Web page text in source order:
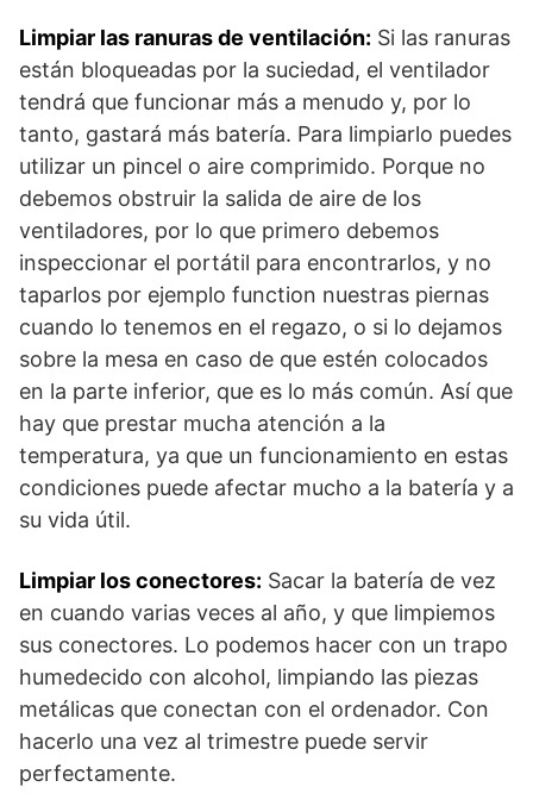
Limpiar las ranuras de ventilación: Si las ranuras
están bloqueadas por la suciedad, el ventilador
tendrá que funcionar más a menudo y, por lo
tanto, gastará más batería. Para limpiarlo puedes
utilizar un pincel o aire comprimido. Porque no
debemos obstruir la salida de aire de los
ventiladores, por lo que primero debemos
inspeccionar el portátil para encontrarlos, y no
taparlos por ejemplo function nuestras piernas
cuando lo tenemos en el regazo, o si lo dejamos
sobre la mesa en caso de que estén colocados
en la parte inferior, que es lo más común. Así que
hay que prestar mucha atención a la
temperatura, ya que un funcionamiento en estas
condiciones puede afectar mucho a la batería y a
su vida útil.
Limpiar los conectores: Sacar la batería de vez
en cuando varias veces al año, y que limpiemos
sus conectores. Lo podemos hacer con un trapo
humedecido con alcohol, limpiando las piezas
metálicas que conectan con el ordenador. Con
hacerlo una vez al trimestre puede servir
perfectamente.